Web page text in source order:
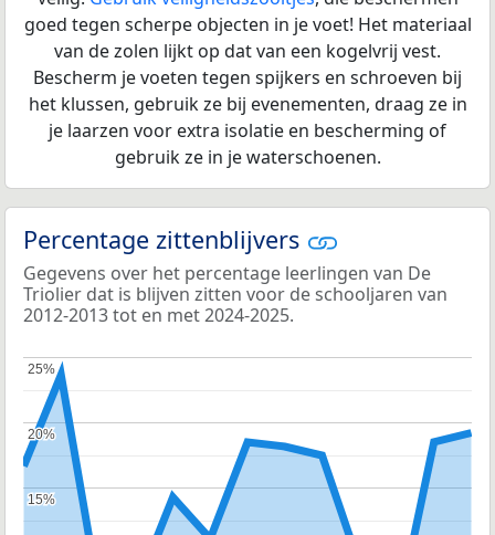
goed tegen scherpe objecten in je voet! Het materiaal
van de zolen lijkt op dat van een kogelvrij vest.
Bescherm je voeten tegen spijkers en schroeven bij
het klussen, gebruik ze bij evenementen, draag ze in
je laarzen voor extra isolatie en bescherming of
gebruik ze in je waterschoenen.
Percentage zittenblijvers
Gegevens over het percentage leerlingen van De
Triolier dat is blijven zitten voor de schooljaren van
2012-2013 tot en met 2024-2025.
15%
15%
20%
20%
25%
25%